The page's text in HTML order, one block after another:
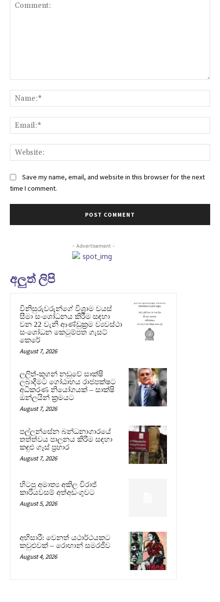
Save my name, email, and website in this browser for the next
time I comment.
- Advertisement -
අලුත් ලිපි
විනිසුරුවරුන්ගේ විශ්‍රාම වයස්
සීමා සංශෝධනය කිරීම සඳහා
වන 22 වැනි ආණ්ඩුක්‍රම ව්‍යවස්ථා
සංශෝධන කෙටුම්පත ගැසට්
කෙරේ
August 7, 2026
ලලිත්-කූගන් නඩුවේ සාක්ෂි
ලබාදීමට ගෝඨාභය රාජපක්ෂට
අධිකරණ නියෝගයක් – සාක්ෂි
ඔන්ලයින් ක්‍රමයට
August 7, 2026
පල්ලන්සේන බන්ධනාගාරයේ
තත්ත්වය පාලනය කිරීම සඳහා
කඳුළු ගෑස් ප්‍රහාර
August 7, 2026
හිටපු අමාත්‍ය අකිල විරාජ්
කාරියවසම් අත්අඩංගුවට
August 5, 2026
අභිසාරී: වෙනත් යථාර්ථයකට
කවුළුවක් – රොහාන් සමරජීව
August 4, 2026